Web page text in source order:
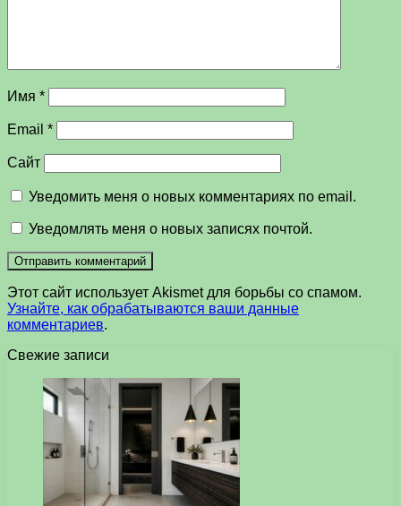
Имя *
Email *
Сайт
Уведомить меня о новых комментариях по email.
Уведомлять меня о новых записях почтой.
Этот сайт использует Akismet для борьбы со спамом.
Узнайте, как обрабатываются ваши данные
комментариев.
Свежие записи